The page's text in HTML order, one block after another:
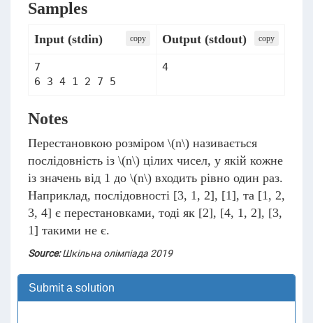
Samples
Input (stdin) сopy Output (stdout) сopy
7
Notes
Перестановкою розміром \(n\) називається
послідовність із \(n\) цілих чисел, у якій кожне
із значень від 1 до \(n\) входить рівно один раз.
Наприклад, послідовності [3, 1, 2], [1], та [1, 2,
3, 4] є перестановками, тоді як [2], [4, 1, 2], [3,
1] такими не є.
Source:Шкільна олімпіада 2019
Submit a solution